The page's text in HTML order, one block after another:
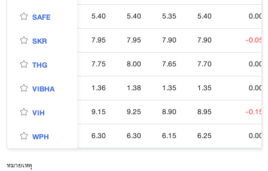
SAFE 5.40 5.40 5.35 5.40 0.00
SKR 7.95 7.95 7.90 7.90 -0.05
THG 7.75 8.00 7.65 7.70 0.00
VIBHA 1.36 1.38 1.35 1.35 0.00
VIH 9.15 9.25 8.90 8.95 -0.15
WPH 6.30 6.30 6.15 6.25 0.00
หมายเหตุ